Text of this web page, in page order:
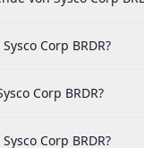
Corp BRDR?
Corp BRDR?
Corp BRDR?